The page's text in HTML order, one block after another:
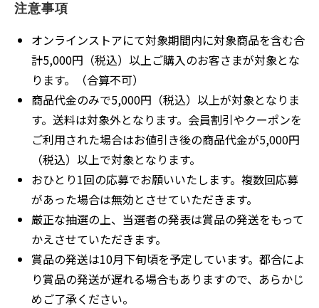
注意事項
オンラインストアにて対象期間内に対象商品を含む合
計5,000円（税込）以上ご購入のお客さまが対象とな
ります。（合算不可）
商品代金のみで5,000円（税込）以上が対象となりま
す。送料は対象外となります。会員割引やクーポンを
ご利用された場合はお値引き後の商品代金が5,000円
（税込）以上で対象となります。
おひとり1回の応募でお願いいたします。複数回応募
があった場合は無効とさせていただきます。
厳正な抽選の上、当選者の発表は賞品の発送をもって
かえさせていただきます。
賞品の発送は10月下旬頃を予定しています。都合によ
り賞品の発送が遅れる場合もありますので、あらかじ
めご了承ください。